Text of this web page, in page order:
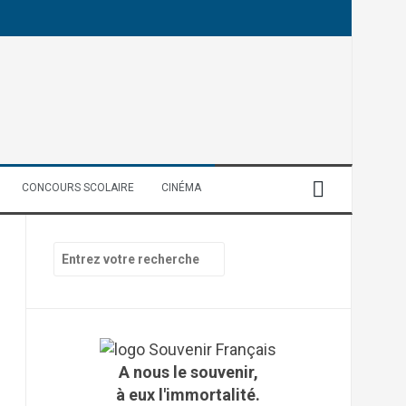
CONCOURS SCOLAIRE CINÉMA
A nous le souvenir,
à eux l'immortalité.